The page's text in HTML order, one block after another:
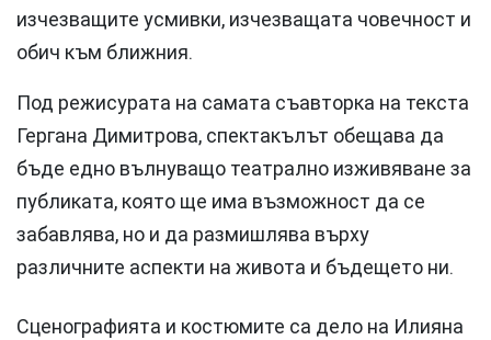
изчезващите усмивки, изчезващата човечност и
обич към ближния.
Под режисурата на самата съавторка на текста
Гергана Димитрова, спектакълът обещава да
бъде едно вълнуващо театрално изживяване за
публиката, която ще има възможност да се
забавлява, но и да размишлява върху
различните аспекти на живота и бъдещето ни.
Сценографията и костюмите са дело на Илияна